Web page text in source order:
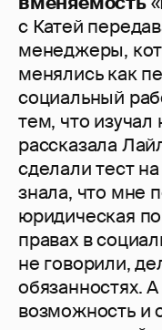
с Катей
менеджеры,
менялись как
социальный
тем, что
рассказала
сделали тест
знала, что мне
юридическая
правах в
не говорили,
обязанностях.
возможность и